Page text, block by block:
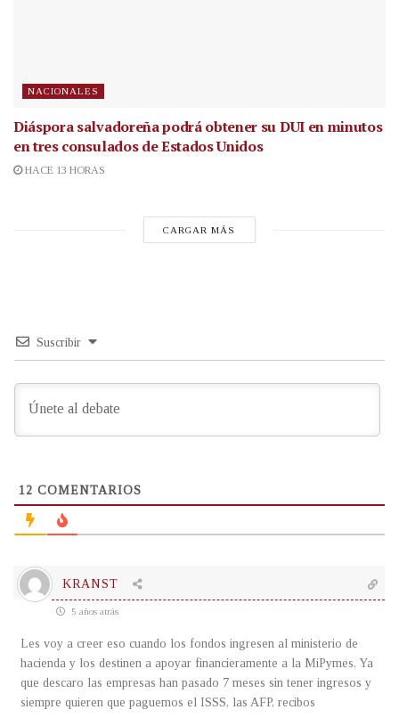
NACIONALES
Diáspora salvadoreña podrá obtener su DUI en minutos
en tres consulados de Estados Unidos
HACE 13 HORAS
CARGAR MÁS
Suscribir
12 COMENTARIOS
KRANST
5 años atrás
Les voy a creer eso cuando los fondos ingresen al ministerio de
hacienda y los destinen a apoyar financieramente a la MiPymes. Ya
que descaro las empresas han pasado 7 meses sin tener ingresos y
siempre quieren que paguemos el ISSS, las AFP, recibos